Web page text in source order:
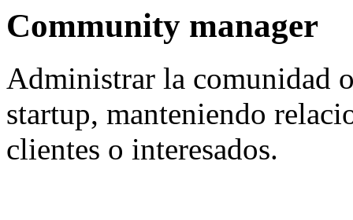
Community manager
Administrar la comunidad
startup, manteniendo
clientes o interesados.